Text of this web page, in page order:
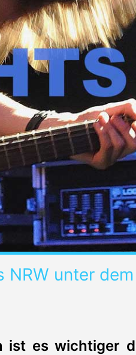
NRW unter
ist es wichtiger